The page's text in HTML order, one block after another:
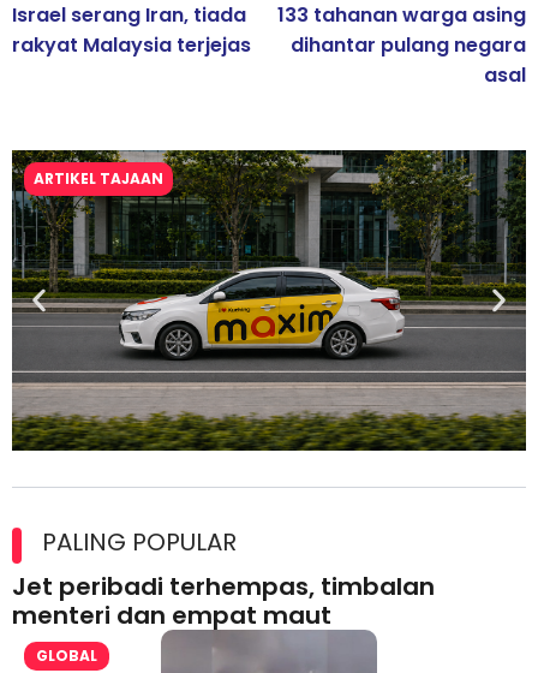
Israel serang Iran, tiada
rakyat Malaysia terjejas
133 tahanan warga asing
dihantar pulang negara
asal
ARTIKEL TAJAAN
lesen separuh pertama 2026
PALING POPULAR
Jet peribadi terhempas, timbalan
menteri dan empat maut
GLOBAL